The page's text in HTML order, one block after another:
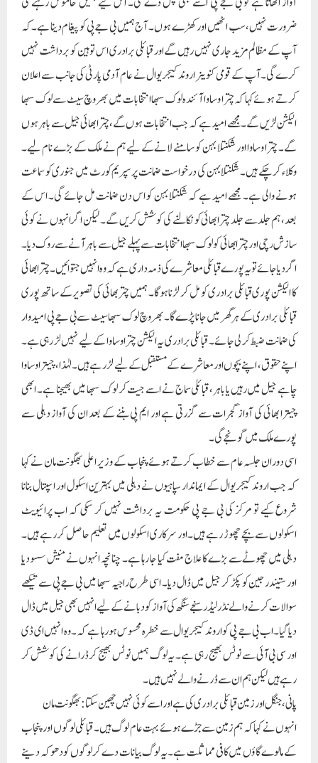
ضرورت نہیں، سب اٹھیں اور کھڑے ہوں۔ آج ہمیں بی جے پی کو پیغام دینا ہے۔کہ
آپ کے مظالم مزید جاری نہیں رہیں گے اور قبائلی برادری اس توہین کو برداشت نہیں
کرے گی۔آپ کے قومی کنوینر اروند کیجریوال نے عام آدمی پارٹی کی جانب سے اعلان
کرتے ہوئے کہا کہ چترا وساوا آئندہ لوک سبھا انتخابات میں بھروچ سیٹ سے لوک سبھا
الیکشن لڑیں گے ۔ مجھے امید ہے کہ جب انتخابات ہوں گے، چترا بھائی جیل سے باہر ہوں
گے۔ چترا وساوا اور شکنتلا بہن کو سامنے لانے کے لیے ہم نے ملک کے بڑے نام لیے۔
وکلاء کر چکے ہیں۔ شکنتلا بہن کی درخواست ضمانت پر سپریم کورٹ میں جنوری کو سماعت
ہونے والی ہے۔ مجھے امید ہے کہ شکنتلا بہن کو اس دن ضمانت مل جائے گی۔ اس کے
بعد، ہم جلد سے جلد چترا بھائی کو نکالنے کی کوشش کریں گے۔ لیکن اگر انہوں نے کوئی
سازش رچی اور چترا بھائی کو لوک سبھا انتخابات سے پہلے جیل سے باہر آنے سے روک دیا۔
اگر دیا جائے تو یہ پورے قبائلی معاشرے کی ذمہ داری ہے کہ وہ انہیں جتوائیں۔ چترا بھائی
کا الیکشن پوری قبائلی برادری کو مل کر لڑنا ہوگا۔ ہمیں چتر بھائی کی تصویر کے ساتھ پوری
قبائلی برادری کے ہر گھر میں جانا پڑے گا۔ بھروچ لوک سبھا سیٹ سے بی جے پی امیدوار
کی ضمانت ضبط کر لی جائے۔ قبائلی برادری یہ الیکشن چترا وساوا کے لیے نہیں لڑ رہی ہے۔
اپنے حقوق، اپنے بچوں اور معاشرے کے مستقبل کے لیے لڑ رہے ہیں۔ لہٰذا، چیترا وساوا
چاہے جیل میں رہیں یا باہر، قبائلی سماج نے اسے جیت کر لوک سبھا میں بھیجنا ہے۔ ابھی
چیترا بھائی کی آواز گجرات سے گزرتی ہے اور ایم پی بننے کے بعد ان کی آواز دہلی سے
پورے ملک میں گونجے گی۔
اسی دوران جلسہ عام سے خطاب کرتے ہوئے پنجاب کے وزیر اعلی بھگونت مان نے کہا
کہ جب اروند کیجریوال کے ایماندار سپاہیوں نے دہلی میں بہترین اسکول اور اسپتال بنانا
شروع کیے تو مرکز کی بی جے پی حکومت یہ برداشت نہیں کر سکی کہ اب پرائیویٹ
اسکولوں سے بچے چھوڑ رہے ہیں۔ اور سرکاری اسکولوں میں تعلیم حاصل کر رہے ہیں۔
دہلی میں چھوٹے سے بڑے کا علاج مفت کیا جا رہا ہے۔ چنانچہ انہوں نے منیش سسودیا
اور ستیندر جین کو پکڑ کر جیل میں ڈال دیا۔ اسی طرح راجیہ سبھا میں بی جے پی سے تیکھے
سوالات کرنے والے نڈر لیڈر سنجے سنگھ کی آواز کو دبانے کے لیے انہیں بھی جیل میں ڈال
دیا گیا۔ اب بی جے پی کو اروند کیجریوال سے خطرہ محسوس ہورہا ہے کہ ۔وہ انہیں ای ڈی
اور سی بی آئی سے نوٹس بھیج رہی ہے۔ یہ لوگ ہمیں نوٹس بھیج کر ڈرانے کی کوشش کر
رہے ہیں لیکن ہم ان سے ڈرنے والے نہیں ہیں۔
پانی، جنگل اور زمین قبائلی برادری کی ہے اور اسے کوئی نہیں چھین سکتا: بھگونت مان
انہوں نے کہا کہ ہم زمین سے جڑے ہوئے بہت عام لوگ ہیں۔ قبائلی لوگوں اور پنجاب
کے مالوے گاؤں میں کافی مماثلت ہے۔ یہ لوگ بیانات دے کر لوگوں کو دھوکہ دینے